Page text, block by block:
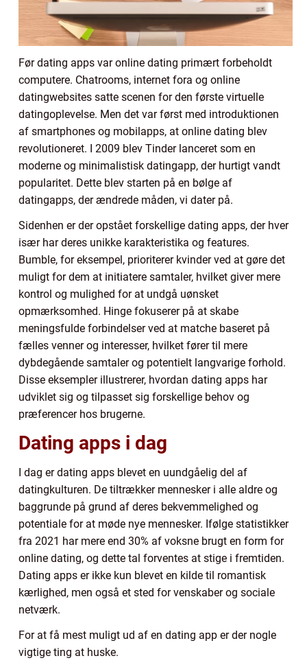
Før dating apps var online dating primært forbeholdt
computere. Chatrooms, internet fora og online
datingwebsites satte scenen for den første virtuelle
datingoplevelse. Men det var først med introduktionen
af smartphones og mobilapps, at online dating blev
revolutioneret. I 2009 blev Tinder lanceret som en
moderne og minimalistisk datingapp, der hurtigt vandt
popularitet. Dette blev starten på en bølge af
datingapps, der ændrede måden, vi dater på.
Sidenhen er der opstået forskellige dating apps, der hver
især har deres unikke karakteristika og features.
Bumble, for eksempel, prioriterer kvinder ved at gøre det
muligt for dem at initiatere samtaler, hvilket giver mere
kontrol og mulighed for at undgå uønsket
opmærksomhed. Hinge fokuserer på at skabe
meningsfulde forbindelser ved at matche baseret på
fælles venner og interesser, hvilket fører til mere
dybdegående samtaler og potentielt langvarige forhold.
Disse eksempler illustrerer, hvordan dating apps har
udviklet sig og tilpasset sig forskellige behov og
præferencer hos brugerne.
Dating apps i dag
I dag er dating apps blevet en uundgåelig del af
datingkulturen. De tiltrækker mennesker i alle aldre og
baggrunde på grund af deres bekvemmelighed og
potentiale for at møde nye mennesker. Ifølge statistikker
fra 2021 har mere end 30% af voksne brugt en form for
online dating, og dette tal forventes at stige i fremtiden.
Dating apps er ikke kun blevet en kilde til romantisk
kærlighed, men også et sted for venskaber og sociale
netværk.
For at få mest muligt ud af en dating app er der nogle
vigtige ting at huske.